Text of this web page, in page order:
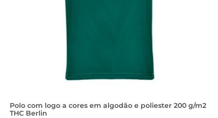
Polo com logo a cores em algodão e poliester 200 g/m2
THC Berlin